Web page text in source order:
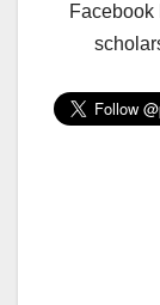
Facebook